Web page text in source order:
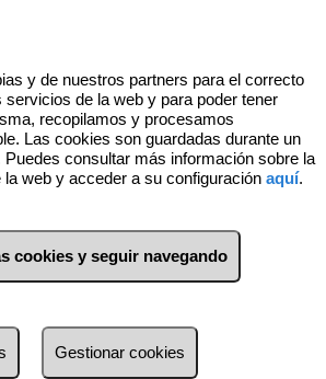
Montecorto (Málaga)
y de nuestros partners para el correcto
servicios de la web y para poder tener
recopilamos y procesamos
Las cookies son guardadas durante un
Puedes consultar más información sobre la
web y acceder a su configuración aquí.
cookies y seguir navegando
Gestionar cookies